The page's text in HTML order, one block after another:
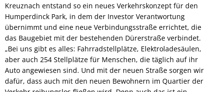
Kreuznach entstand so ein neues Verkehrskonzept für den
Humperdinck Park, in dem der Investor Verantwortung
übernimmt und eine neue Verbindungsstraße errichtet, die
das Baugebiet mit der bestehenden Dürerstraße verbindet.
„Bei uns gibt es alles: Fahrradstellplätze, Elektroladesäulen,
aber auch 254 Stellplätze für Menschen, die täglich auf ihr
Auto angewiesen sind. Und mit der neuen Straße sorgen wir
dafür, dass auch mit den neuen Bewohnern im Quartier der